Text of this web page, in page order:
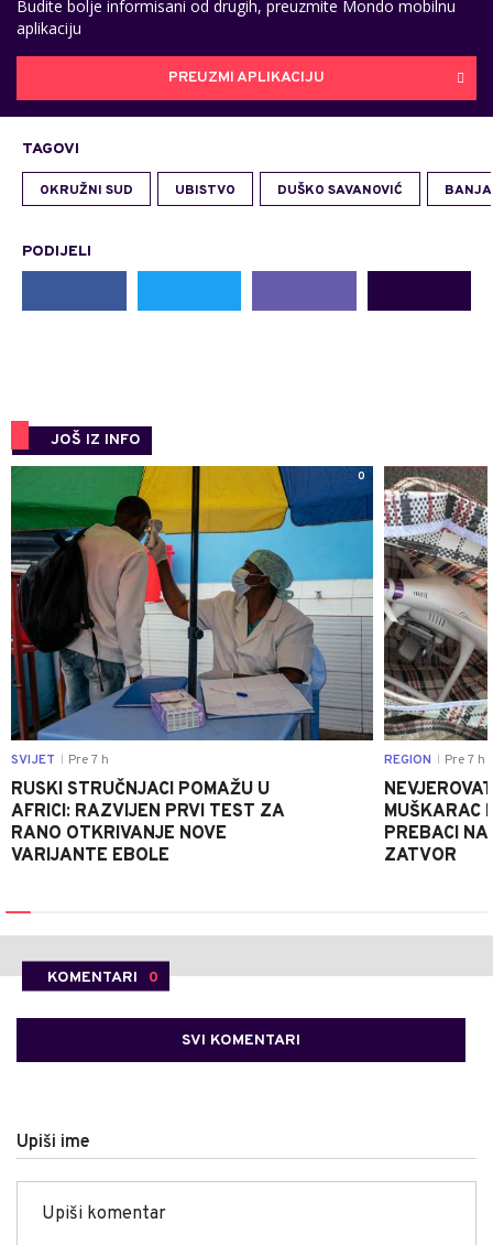
Budite bolje informisani od drugih, preuzmite Mondo mobilnu
aplikaciju
PREUZMI APLIKACIJU
TAGOVI
OKRUŽNI SUD UBISTVO DUŠKO SAVANOVIĆ
PODIJELI
JOŠ IZ INFO
0
SVIJET Pre 7 h
RUSKI STRUČNJACI POMAŽU U
AFRICI: RAZVIJEN PRVI TEST ZA
RANO OTKRIVANJE NOVE
VARIJANTE EBOLE
REGION Pre 7 h
MUŠKARAC
PREBACI
ZATVOR
KOMENTARI 0
SVI KOMENTARI
Upiši ime